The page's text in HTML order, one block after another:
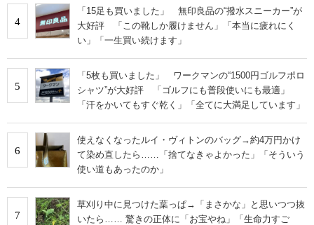
4
「15足も買いました」 無印良品の“撥水スニーカー”が
大好評 「この靴しか履けません」「本当に疲れにく
い」「一生買い続けます」
5
「5枚も買いました」 ワークマンの“1500円ゴルフポロ
シャツ”が大好評 「ゴルフにも普段使いにも最適」
「汗をかいてもすぐ乾く」「全てに大満足しています」
6
使えなくなったルイ・ヴィトンのバッグ→約4万円かけ
て染め直したら……「捨てなきゃよかった」「そういう
使い道もあったのか」
7
草刈り中に見つけた葉っぱ→「まさかな」と思いつつ抜
いたら…… 驚きの正体に「お宝やね」「生命力すご